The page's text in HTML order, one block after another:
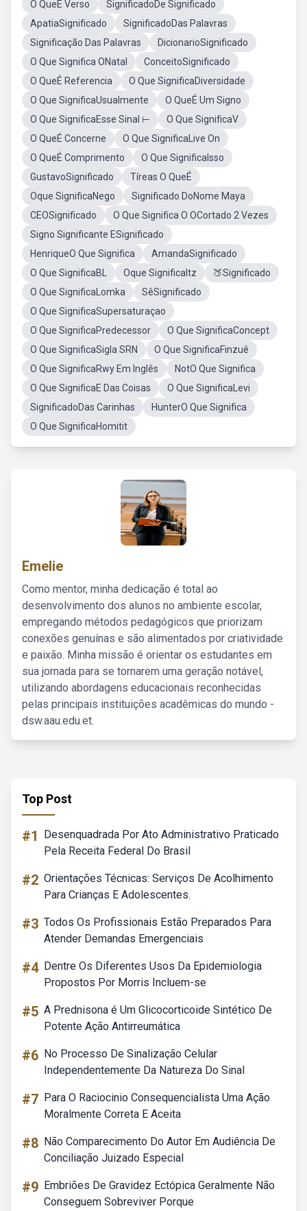
O QueÉ Verso
SignificadoDe Significado
ApatiaSignificado
SignificadoDas Palavras
Significação Das Palavras
DicionarioSignificado
O Que Significa ONatal
ConceitoSignificado
O QueÉ Referencia
O Que SignificaDiversidade
O Que SignificaUsualmente
O QueÉ Um Signo
O Que SignificaEsse Sinal ⊢
O Que SignificaV
O QueÉ Concerne
O Que SignificaLive On
O QueÉ Comprimento
O Que SignificaIsso
GustavoSignificado
Tíreas O QueÉ
Oque SignificaNego
Significado DoNome Maya
CEOSignificado
O Que Significa O OCortado 2 Vezes
Signo Significante ESignificado
HenriqueO Que Significa
AmandaSignificado
O Que SignificaBL
Oque SignificaItz
🍑Significado
O Que SignificaLomka
SêSignificado
O Que SignificaSupersaturaçao
O Que SignificaPredecessor
O Que SignificaConcept
O Que SignificaSigla SRN
O Que SignificaFinzuê
O Que SignificaRwy Em Inglês
NotO Que Significa
O Que SignificaE Das Coisas
O Que SignificaLevi
SignificadoDas Carinhas
HunterO Que Significa
O Que SignificaHomitit
Emelie
Como mentor, minha dedicação é total ao
desenvolvimento dos alunos no ambiente escolar,
empregando métodos pedagógicos que priorizam
conexões genuínas e são alimentados por criatividade
e paixão. Minha missão é orientar os estudantes em
sua jornada para se tornarem uma geração notável,
utilizando abordagens educacionais reconhecidas
pelas principais instituições acadêmicas do mundo -
dsw.aau.edu.et.
Top Post
#1
Desenquadrada Por Ato Administrativo Praticado
Pela Receita Federal Do Brasil
#2 Orientações Técnicas: Serviços De Acolhimento
Para Crianças E Adolescentes.
#3 Todos Os Profissionais Estão Preparados Para
Atender Demandas Emergenciais
#4 Dentre Os Diferentes Usos Da Epidemiologia
Propostos Por Morris Incluem-se
#5 A Prednisona é Um Glicocorticoide Sintético De
Potente Ação Antirreumática
#6 No Processo De Sinalização Celular
Independentemente Da Natureza Do Sinal
#7 Para O Raciocinio Consequencialista Uma Ação
Moralmente Correta E Aceita
#8 Não Comparecimento Do Autor Em Audiência De
Conciliação Juizado Especial
#9 Embriões De Gravidez Ectópica Geralmente Não
Conseguem Sobreviver Porque